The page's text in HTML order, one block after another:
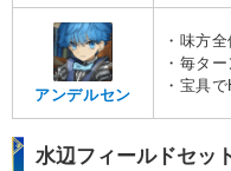
アンデルセン
・味方
・毎タ
・宝具
水辺フィールドセッ